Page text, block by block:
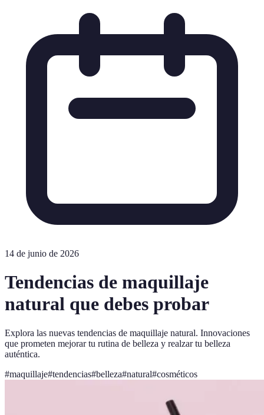
14 de junio de 2026
Tendencias de maquillaje
natural que debes probar
Explora las nuevas tendencias de maquillaje natural. Innovaciones
que prometen mejorar tu rutina de belleza y realzar tu belleza
auténtica.
#maquillaje#tendencias#belleza#natural#cosméticos